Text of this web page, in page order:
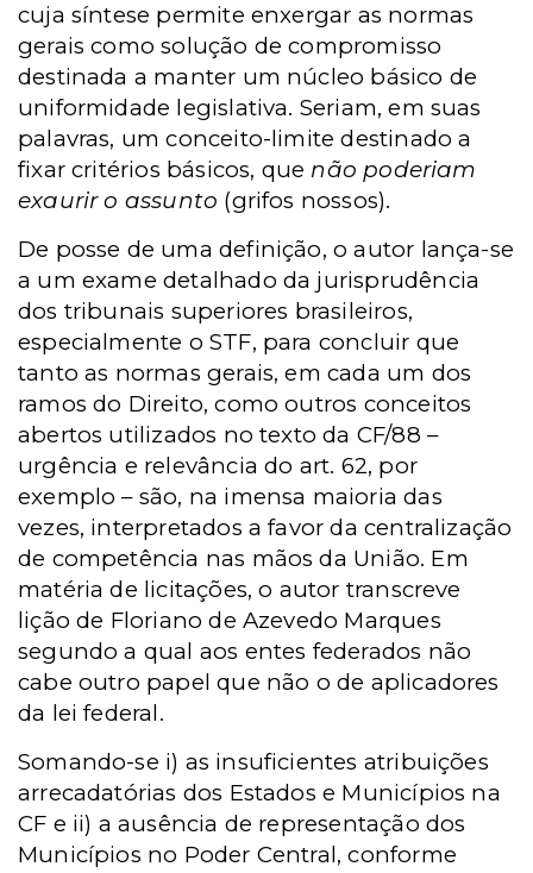
cuja síntese permite enxergar as normas
gerais como solução de compromisso
destinada a manter um núcleo básico de
uniformidade legislativa. Seriam, em suas
palavras, um conceito-limite destinado a
fixar critérios básicos, que não poderiam
exaurir o assunto (grifos nossos).
De posse de uma definição, o autor lança-se
a um exame detalhado da jurisprudência
dos tribunais superiores brasileiros,
especialmente o STF, para concluir que
tanto as normas gerais, em cada um dos
ramos do Direito, como outros conceitos
abertos utilizados no texto da CF/88 –
urgência e relevância do art. 62, por
exemplo – são, na imensa maioria das
vezes, interpretados a favor da centralização
de competência nas mãos da União. Em
matéria de licitações, o autor transcreve
lição de Floriano de Azevedo Marques
segundo a qual aos entes federados não
cabe outro papel que não o de aplicadores
da lei federal.
Somando-se i) as insuficientes atribuições
arrecadatórias dos Estados e Municípios na
CF e ii) a ausência de representação dos
Municípios no Poder Central, conforme